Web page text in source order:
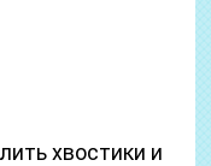
хвостики и